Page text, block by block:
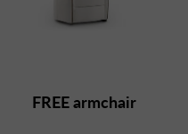
FREE armchair